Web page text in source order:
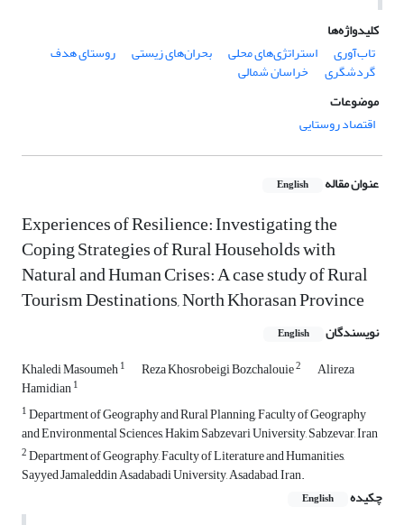
کلیدواژه‌ها
تاب‌آوری
استراتژی‌های محلی بحران‌های زیستی روستای هدف
گردشگری
خراسان شمالی
موضوعات
اقتصاد روستایی
عنوان مقاله English
Experiences of Resilience: Investigating the
Coping Strategies of Rural Households with
Natural and Human Crises: A case study of Rural
Tourism Destinations, North Khorasan Province
نویسندگان English
Khaledi Masoumeh1 Reza Khosrobeigi Bozchalouie2 Alireza
Hamidian1
1Department of Geography and Rural Planning, Faculty of Geography
and Environmental Sciences, Hakim Sabzevari University, Sabzevar, Iran
2Department of Geography, Faculty of Literature and Humanities,
Sayyed Jamaleddin Asadabadi University, Asadabad, Iran.
چکیده
English